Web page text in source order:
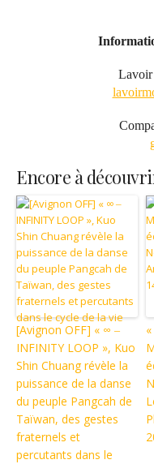
Lavoir
Encore à
[Avignon OFF] « ∞ ‒
INFINITY LOOP », Kuo
Shin Chuang révèle la
puissance de la danse
du peuple Pangcah de
Taïwan, des gestes
fraternels et
percutants dans le